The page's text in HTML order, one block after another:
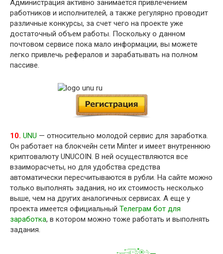
Администрация активно занимается привлечением
работников и исполнителей, а также регулярно проводит
различные конкурсы, за счет чего на проекте уже
достаточный объем работы. Поскольку о данном
почтовом сервисе пока мало информации, вы можете
легко привлечь рефералов и зарабатывать на полном
пассиве.
10. UNU — относительно молодой сервис для заработка.
Он работает на блокчейн сети Minter и имеет внутреннюю
криптовалюту UNUCOIN. В ней осуществляются все
взаиморасчеты, но для удобства средства
автоматически пересчитываются в рубли. На сайте можно
только выполнять задания, но их стоимость несколько
выше, чем на других аналогичных сервисах. А еще у
проекта имеется официальный Телеграм бот для
заработка, в котором можно тоже работать и выполнять
задания.